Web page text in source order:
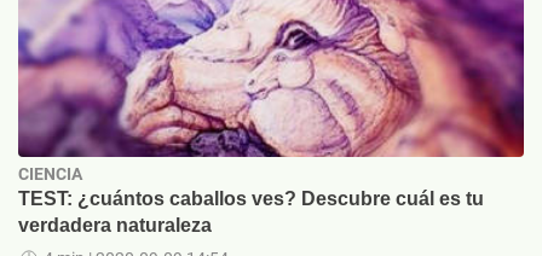
CIENCIA
TEST: ¿cuántos caballos ves? Descubre cuál es tu
verdadera naturaleza